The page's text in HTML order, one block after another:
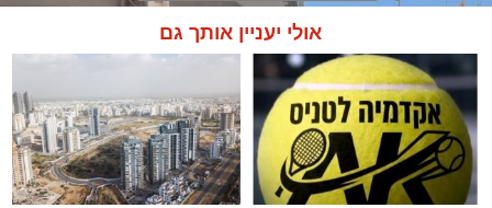
בזכות התושייה והפעילות המהירה והמקצועית של
הצוותים בשטח, ליבו של הגבר שב לפעום.
לאחר ייצוב מצבו הראשוני, הוא פונה באמבולנס
לבית חולים להמשך קבלת טיפול רפואי כשמצבו
מוגדר יציב.
אולי יעניין אותך גם